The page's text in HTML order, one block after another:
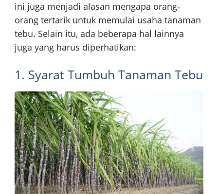
ini juga menjadi alasan mengapa orang-
orang tertarik untuk memulai usaha tanaman
tebu. Selain itu, ada beberapa hal lainnya
juga yang harus diperhatikan:
1. Syarat Tumbuh Tanaman Tebu